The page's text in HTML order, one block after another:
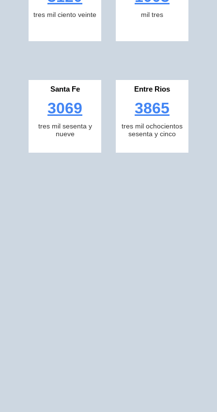
tres mil ciento veinte mil tres
Santa Fe
3069
tres mil sesenta y
nueve
Entre Rios
3865
tres mil ochocientos
sesenta y cinco